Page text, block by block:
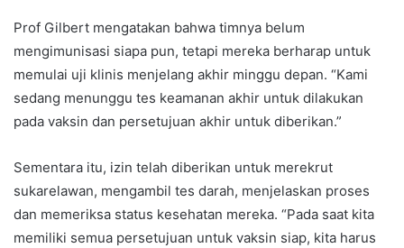
Prof Gilbert mengatakan bahwa timnya belum
mengimunisasi siapa pun, tetapi mereka berharap untuk
memulai uji klinis menjelang akhir minggu depan. “Kami
sedang menunggu tes keamanan akhir untuk dilakukan
pada vaksin dan persetujuan akhir untuk diberikan.”
Sementara itu, izin telah diberikan untuk merekrut
sukarelawan, mengambil tes darah, menjelaskan proses
dan memeriksa status kesehatan mereka. “Pada saat kita
memiliki semua persetujuan untuk vaksin siap, kita harus